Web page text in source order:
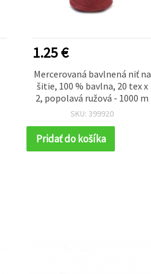
1.25 €
Mercerovaná bavlnená niť na
šitie, 100 % bavlna, 20 tex x
2, popolavá ružová - 1000 m
SKU: 399920
Pridať do košíka